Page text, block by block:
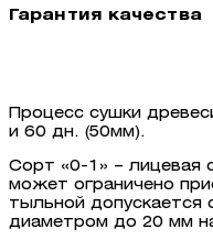
Гарантия качества
Процесс сушки
и 60 дн. (50мм).
Сорт «0-1» – лицевая
может ограничено
тыльной допускается
диаметром до 20 мм